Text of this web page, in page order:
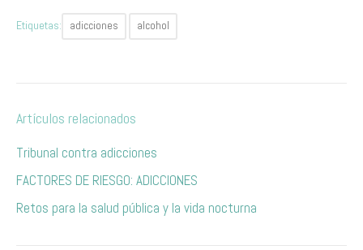
Etiquetas: adicciones alcohol
Artículos relacionados
Tribunal contra adicciones
FACTORES DE RIESGO: ADICCIONES
Retos para la salud pública y la vida nocturna